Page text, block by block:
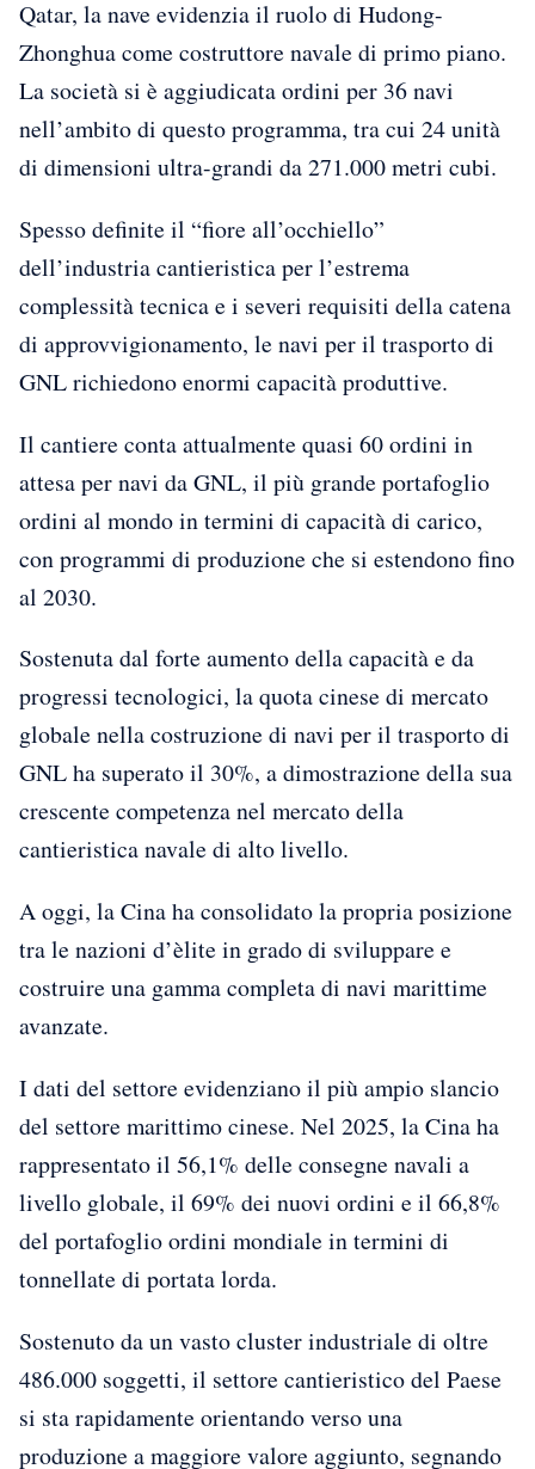
Qatar, la nave evidenzia il ruolo di Hudong-
Zhonghua come costruttore navale di primo piano.
La società si è aggiudicata ordini per 36 navi
nell’ambito di questo programma, tra cui 24 unità
di dimensioni ultra-grandi da 271.000 metri cubi.
Spesso definite il “fiore all’occhiello”
dell’industria cantieristica per l’estrema
complessità tecnica e i severi requisiti della catena
di approvvigionamento, le navi per il trasporto di
GNL richiedono enormi capacità produttive.
Il cantiere conta attualmente quasi 60 ordini in
attesa per navi da GNL, il più grande portafoglio
ordini al mondo in termini di capacità di carico,
con programmi di produzione che si estendono fino
al 2030.
Sostenuta dal forte aumento della capacità e da
progressi tecnologici, la quota cinese di mercato
globale nella costruzione di navi per il trasporto di
GNL ha superato il 30%, a dimostrazione della sua
crescente competenza nel mercato della
cantieristica navale di alto livello.
A oggi, la Cina ha consolidato la propria posizione
tra le nazioni d’èlite in grado di sviluppare e
costruire una gamma completa di navi marittime
avanzate.
I dati del settore evidenziano il più ampio slancio
del settore marittimo cinese. Nel 2025, la Cina ha
rappresentato il 56,1% delle consegne navali a
livello globale, il 69% dei nuovi ordini e il 66,8%
del portafoglio ordini mondiale in termini di
tonnellate di portata lorda.
Sostenuto da un vasto cluster industriale di oltre
486.000 soggetti, il settore cantieristico del Paese
si sta rapidamente orientando verso una
produzione a maggiore valore aggiunto, segnando